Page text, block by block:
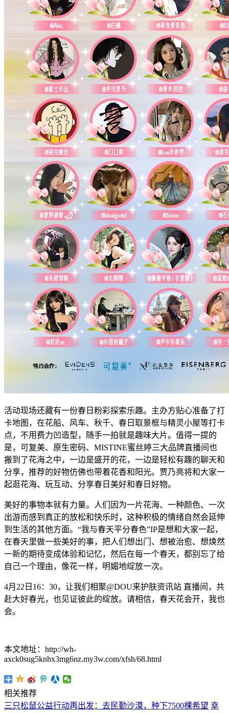
活动现场还藏有一份春日粉彩探索乐趣。主办方贴心准备了打
卡地图，在花船、风车、秋千、春日取景框与精灵小屋等打卡
点，不用费力凹造型，随手一拍就是趣味大片。值得一提的
是，可复美、原生密码、MISTINE蜜丝婷三大品牌直播间也
搬到了花海之中，一边是盛开的花，一边是轻松有趣的聊天和
分享，推荐的好物仿佛也带着花香和阳光。贾乃亮将和大家一
起逛花海、玩互动、分享春日美好和春日好物。
美好的事物本就有力量。人们因为一片花海、一种颜色、一次
出游而感到真正的放松和快乐时，这种积极的情绪自然会延伸
到生活的其他方面。“我与春天平分春色”IP是想和大家一起，
在春天里做一些美好的事，把人们想出门、想被治愈、想焕然
一新的期待变成体验和记忆，然后在每一个春天，都别忘了给
自己一个理由，像花一样，明媚地绽放一次。
4月22日16：30，让我们相聚@DOU来护肤资讯站 直播间，共
赴大好春光，也见证彼此的绽放。请相信，春天花会开，我也
会。
本文地址：http://wh-
axck0sug5knhx3mg6nz.my3w.com/xfsh/68.html
相关推荐
三只松鼠公益行动再出发：去民勤沙漠，种下7500棵希望 幸